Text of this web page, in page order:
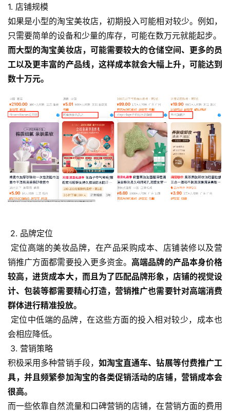
1. 店铺规模
如果是小型的淘宝美妆店，初期投入可能相对较少。例如，
只需要简单的设备和少量的库存，可能在数万元就能起步。
而大型的淘宝美妆店，可能需要较大的仓储空间、更多的员
工以及更丰富的产品线，这样成本就会大幅上升，可能达到
数十万元。
2. 品牌定位
销推广方面都需要投入更多资金。高端品牌的产品本身价格
较高，进货成本大，而且为了匹配品牌形象，店铺的视觉设
计、包装等都需要精心打造，营销推广也需要针对高端消费
群体进行精准投放。
会相应降低。
3. 营销策略
积极采用多种营销手段， 如淘宝直通车、钻展等付费推广工
具，并且频繁参加淘宝的各类促销活动的店铺，营销成本会
很高。
而一些依靠自然流量和口碑营销的店铺，在营销方面的费用